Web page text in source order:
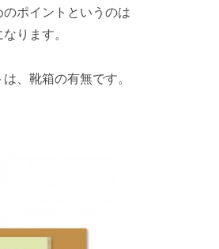
のポイント というのは
なります。
は、靴箱の有無です。